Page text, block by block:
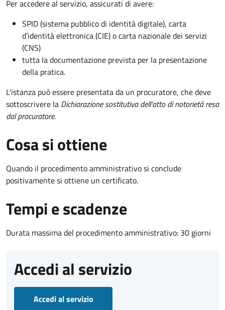
Per accedere al servizio, assicurati di avere:
SPID (sistema pubblico di identità digitale), carta
d’identità elettronica (CIE) o carta nazionale dei servizi
(CNS)
tutta la documentazione prevista per la presentazione
della pratica.
L'istanza può essere presentata da un procuratore, che deve
sottoscrivere la Dichiarazione sostitutiva dell'atto di notorietà resa
dal procuratore.
Cosa si ottiene
Quando il procedimento amministrativo si conclude
positivamente si ottiene un certificato.
Tempi e scadenze
Durata massima del procedimento amministrativo: 30 giorni
Accedi al servizio
Accedi al servizio